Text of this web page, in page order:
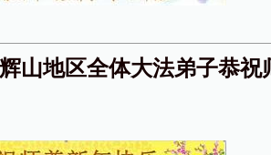
山地区全体大法弟子恭祝